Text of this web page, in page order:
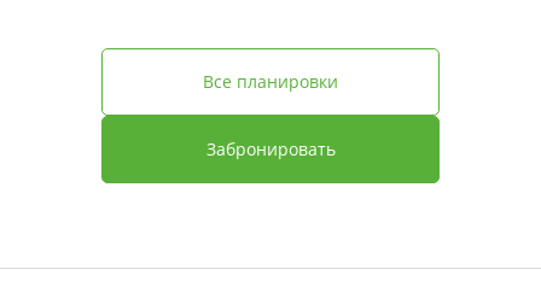
Забронировать
Все планировки